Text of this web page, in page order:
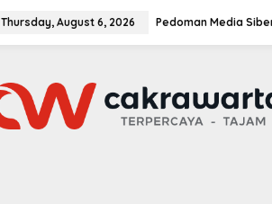
Thursday, August 6, 2026 Pedoman Media